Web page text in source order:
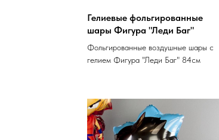
Гелиевые фольгированные
шары Фигура "Леди Баг"
Фольгированные воздушные шары с
гелием Фигура "Леди Баг" 84см